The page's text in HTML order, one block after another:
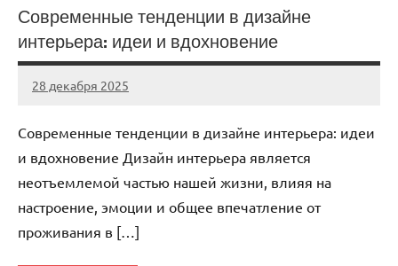
Современные тенденции в дизайне
интерьера: идеи и вдохновение
28 декабря 2025
stroi_proekt
Нет
Современные тенденции в дизайне интерьера: идеи
и вдохновение Дизайн интерьера является
неотъемлемой частью нашей жизни, влияя на
настроение, эмоции и общее впечатление от
проживания в […]